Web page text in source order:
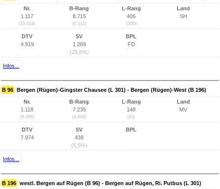
Nr.
1.117
(10.024)
B-Rang
8.715
(6.315)
L-Rang
406
(305)
Land
SH
DTV
4.919
SV
1.269
(25,8%)
BPL
FD
Infos...
B 96 Bergen (Rügen)-Gingster Chausee (L 301) - Bergen (Rügen)-West (B 196)
Nr.
1.118
(8.496)
B-Rang
7.235
(4.846)
L-Rang
148
(83)
Land
MV
DTV
7.974
SV
439
(5,5%)
BPL
Infos...
B 196 westl. Bergen auf Rügen (B 96) - Bergen auf Rügen, Ri. Putbus (L 301)